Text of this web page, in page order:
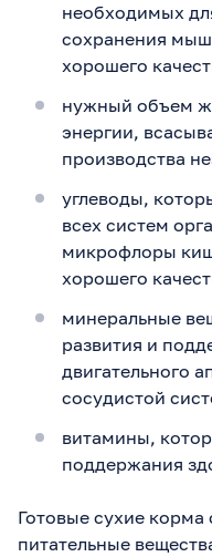
необходимых
сохранения
хорошего
нужный объем
энергии,
производства
углеводы,
всех систем
микрофлоры
хорошего
минеральные
развития и
двигательного
сосудистой
витамины,
поддержания
Готовые сухие
питательные